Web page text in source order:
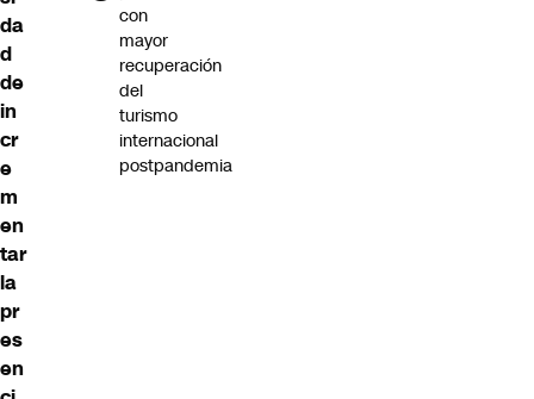
da
d
de
in
cr
e
m
en
tar
la
pr
es
en
con
mayor
recuperación
del
turismo
internacional
postpandemia